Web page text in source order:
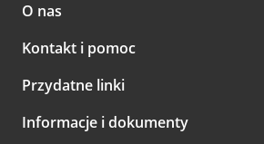
O nas
Kontakt i pomoc
Przydatne linki
Informacje i dokumenty